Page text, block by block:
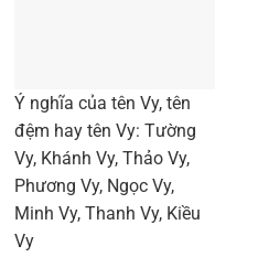
Ý nghĩa của tên Vy, tên
đệm hay tên Vy: Tường
Vy, Khánh Vy, Thảo Vy,
Phương Vy, Ngọc Vy,
Minh Vy, Thanh Vy, Kiều
Vy